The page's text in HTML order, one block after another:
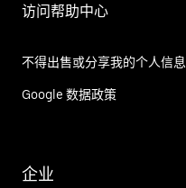
访问帮助中心
不得出售或分享我的个人信息
Google 数据政策
企业